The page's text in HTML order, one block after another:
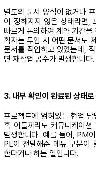
별도의 문서 양식이 없거나
이 정해지지 않은 상태라면,
빠르게 논의하여 계약 기간
획자는 투입 시 어떤 문서도
문서를 작업하고 있었는데,
면 재작업 공수가 발생합니다.
3. 내부 확인이 완료된 상태
프로젝트에 얽혀있는 현업
혹 이들끼리도 커뮤니케이
발생합니다. 예를 들어, PM
PL이 전달해준 메뉴 구분이
한다거나 하는 일입니다.